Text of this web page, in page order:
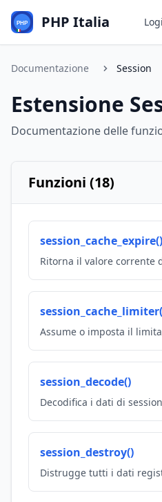
PHP Italia
Documentazione Session
Estensione
Documentazione delle
Funzioni (18)
session_cache_expire()
Ritorna il valore corrente
Assume o imposta il
session_decode()
Decodifica i dati di
session_destroy()
Distrugge tutti i dati